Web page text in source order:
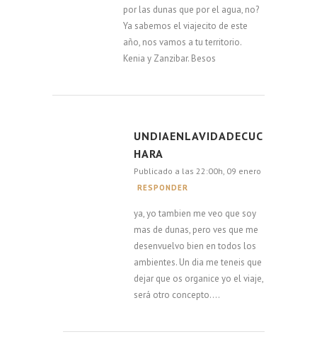
por las dunas que por el agua, no?
Ya sabemos el viajecito de este
año, nos vamos a tu territorio.
Kenia y Zanzibar. Besos
UNDIAENLAVIDADECUC
HARA
Publicado a las 22:00h, 09 enero
RESPONDER
ya, yo tambien me veo que soy
mas de dunas, pero ves que me
desenvuelvo bien en todos los
ambientes. Un dia me teneis que
dejar que os organice yo el viaje,
será otro concepto….